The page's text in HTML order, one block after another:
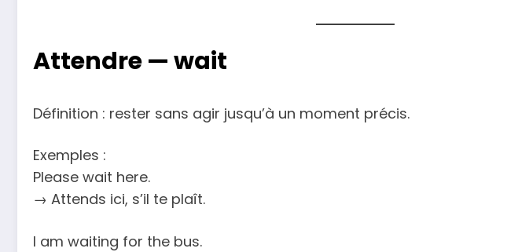
Attendre —wait
Définition : rester sans agir jusqu’à un moment précis.
Exemples :
Please wait here.
→ Attends ici, s’il te plaît.
I am waiting for the bus.